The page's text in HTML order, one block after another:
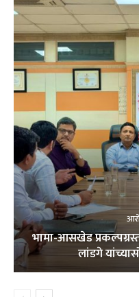
भामा-आसखेड प्रकल्पग्रस्त
लांडगे